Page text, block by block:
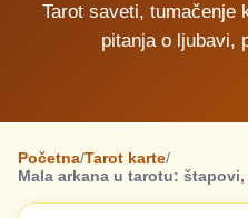
Tarot saveti, tumačenje
pitanja o ljubavi,
Početna/Tarot karte/
Mala arkana u tarotu: